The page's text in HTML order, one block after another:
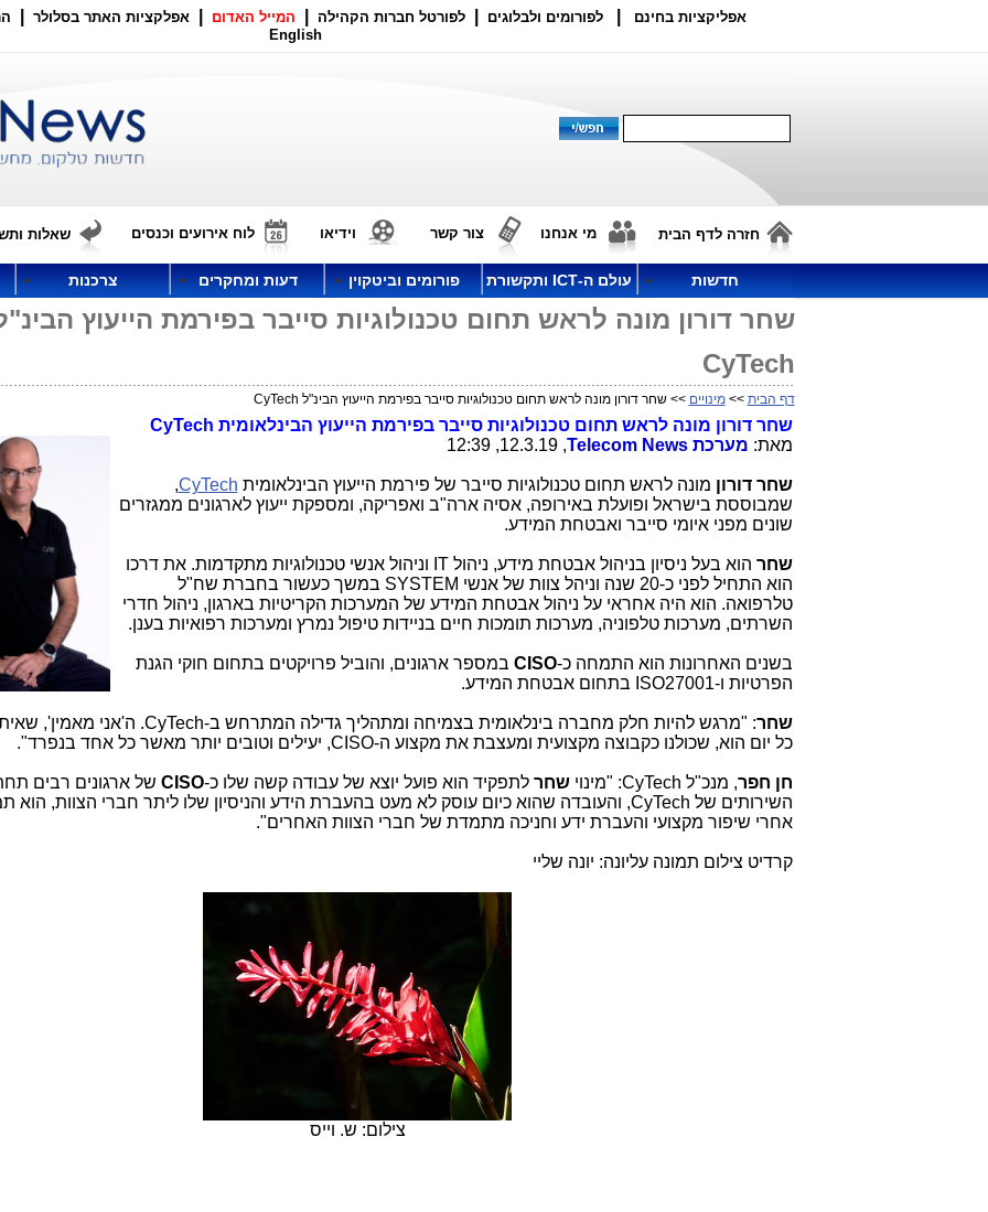
אפליקציות בחינם לפורומים ולבלוגים לפורטל חברות הקהילה המייל האדום אפלקציות האתר בסלולר
English
חזרה לדף הבית מי אנחנו צור קשר וידיאו לוח אירועים וכנסים שאלות
חדשות עולם ה-ICT ותקשורת פורומים וביטקוין דעות ומחקרים צרכנות
שחר דורון מונה לראש תחום טכנולוגיות סייבר בפירמת הייעוץ
CyTech
דף הבית >>מינויים >> שחר דורון מונה לראש תחום טכנולוגיות סייבר בפירמת הייעוץ הבינ"ל CyTech
שחר דורון מונה לראש תחום טכנולוגיות סייבר בפירמת הייעוץ הבינלאומית CyTech
מאת: מערכתTelecom News
, 12.3.19, 12:39
שחר דורון מונה לראש תחום טכנולוגיות סייבר של פירמת הייעוץ הבינלאומית CyTech
,
שמבוססת בישראל ופועלת באירופה, אסיה ארה"ב ואפריקה, ומספקת ייעוץ לארגונים ממגזרים
שונים מפני איומי סייבר ואבטחת המידע.
שחר הוא בעל ניסיון בניהול אבטחת מידע, ניהולIT וניהול אנשי טכנולוגיות מתקדמות. את דרכו
הוא התחיל לפני כ-20 שנה וניהל צוות של אנשי
SYSTEM במשך כעשור בחברת שח"ל
טלרפואה. הוא היה אחראי על ניהול אבטחת המידע של המערכות הקריטיות בארגון, ניהול חדרי
השרתים, מערכות טלפוניה, מערכות תומכות חיים בניידות טיפול נמרץ ומערכות רפואיות בענן.
בשנים האחרונות הוא התמחה כ-CISO במספר ארגונים, והוביל פרויקטים בתחום חוקי הגנת
הפרטיות ו-ISO27001 בתחום אבטחת המידע.
שחר: "מרגש להיות חלק מחברה בינלאומית בצמיחה ומתהליך גדילה המתרחש ב-CyTech. ה'אני מאמין',
כל יום הוא, שכולנו כקבוצה מקצועית ומעצבת את מקצוע ה-CISO, יעילים וטובים יותר מאשר כל אחד בנפרד".
חן חפר, מנכ"ל CyTech: "מינוישחרלתפקיד הוא פועל יוצא של עבודה קשה שלו כ-CISO של ארגונים רבים
השירותים של CyTech, והעובדה שהוא כיום עוסק לא מעט בהעברת הידע והניסיון שלו ליתר חברי הצוות, הוא
אחרי שיפור מקצועי והעברת ידע וחניכה מתמדת של חברי הצוות האחרים".
קרדיט צילום תמונה עליונה: יונה שליי
צילום: ש. וייס